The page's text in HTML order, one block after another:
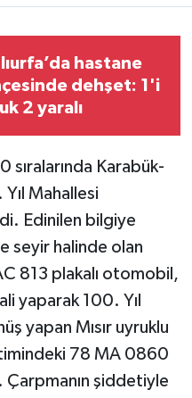
hastane
dehşet: 1'i
2 yaralı
sıralarında Karabük-
Mahallesi
Edinilen bilgiye
seyir halinde olan
813 plakalı otomobil,
yaparak 100. Yıl
yapan Mısır uyruklu
78 MA 0860
Çarpmanın şiddetiyle